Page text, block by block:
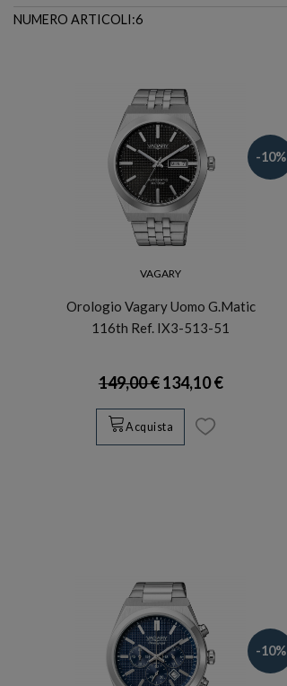
NUMERO ARTICOLI:6
-10%
VAGARY
Orologio Vagary Uomo G.Matic
116th Ref. IX3-513-51
149,00 €134,10 €
Acquista
-10%